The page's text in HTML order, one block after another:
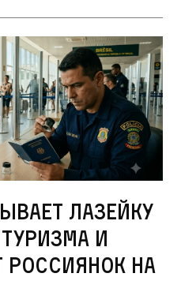
лазейку
и
россиянок на